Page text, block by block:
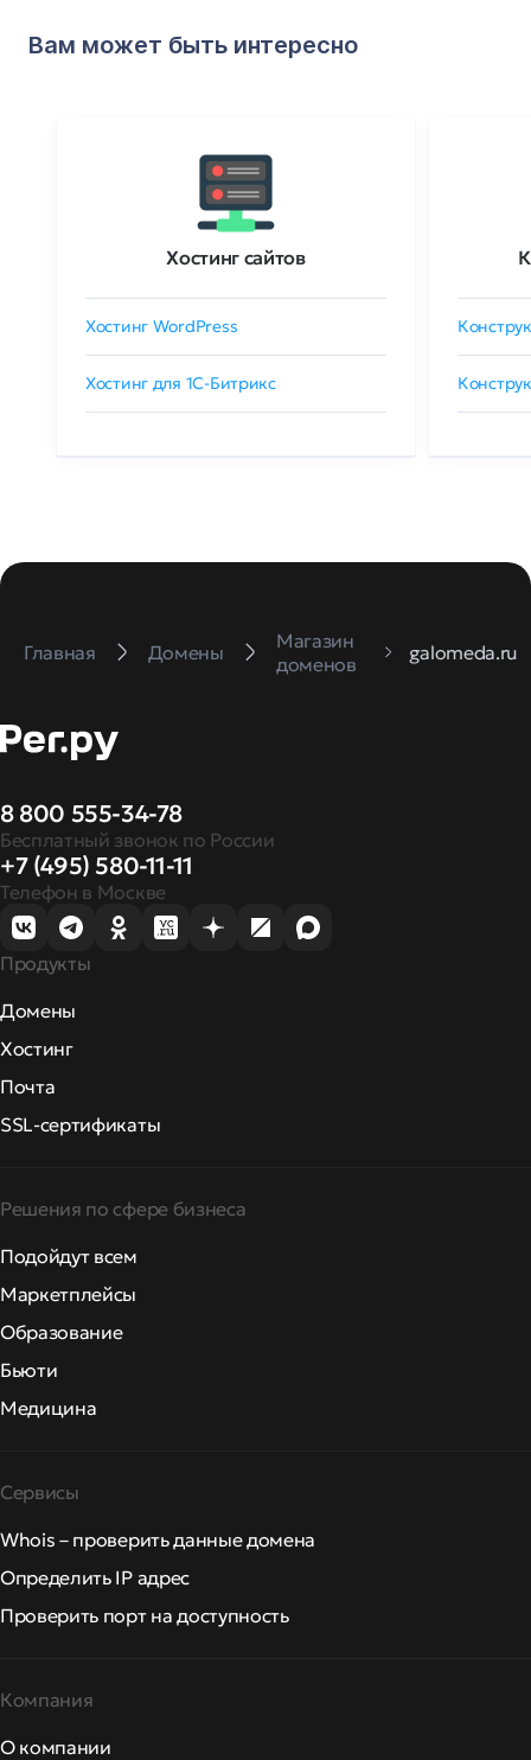
Вам может быть интересно
Хостинг сайтов
Хостинг WordPress
Хостинг для 1C-Битрикс
Главная Домены
Магазин
доменов
galomeda.ru
8 800 555-34-78
Бесплатный звонок по России
+7 (495) 580-11-11
Телефон в Москве
Продукты
Домены
Хостинг
Почта
SSL-сертификаты
Решения по сфере бизнеса
Подойдут всем
Маркетплейсы
Образование
Бьюти
Медицина
Сервисы
Whois – проверить данные домена
Определить IP адрес
Проверить порт на доступность
Компания
О компании